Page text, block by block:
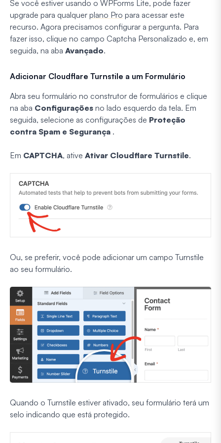
Se você estiver usando o WPForms Lite, pode fazer
upgrade para qualquer plano Pro para acessar este
recurso. Agora precisamos configurar a pergunta. Para
fazer isso, clique no campo Captcha Personalizado e, em
seguida, na aba Avançado.
Adicionar Cloudflare Turnstile a um Formulário
Abra seu formulário no construtor de formulários e clique
na aba Configurações no lado esquerdo da tela. Em
seguida, selecione as configurações de Proteção
contra Spam e Segurança .
Em CAPTCHA, ative Ativar Cloudflare Turnstile.
Ou, se preferir, você pode adicionar um campo Turnstile
ao seu formulário.
Quando o Turnstile estiver ativado, seu formulário terá um
selo indicando que está protegido.